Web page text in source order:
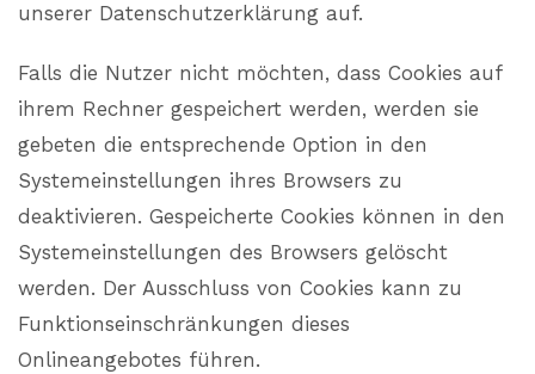
unserer Datenschutzerklärung auf.
Falls die Nutzer nicht möchten, dass Cookies auf
ihrem Rechner gespeichert werden, werden sie
gebeten die entsprechende Option in den
Systemeinstellungen ihres Browsers zu
deaktivieren. Gespeicherte Cookies können in den
Systemeinstellungen des Browsers gelöscht
werden. Der Ausschluss von Cookies kann zu
Funktionseinschränkungen dieses
Onlineangebotes führen.